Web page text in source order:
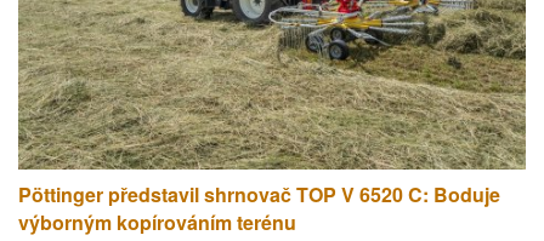
Pöttinger představil shrnovač TOP V 6520 C: Boduje
výborným kopírováním terénu